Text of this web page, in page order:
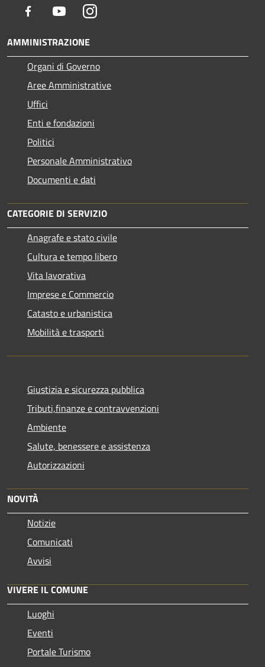
Facebook YoutubeInstagram
AMMINISTRAZIONE
Organi di Governo
Aree Amministrative
Uffici
Enti e fondazioni
Politici
Personale Amministrativo
Documenti e dati
CATEGORIE DI SERVIZIO
Anagrafe e stato civile
Cultura e tempo libero
Vita lavorativa
Imprese e Commercio
Catasto e urbanistica
Mobilità e trasporti
Giustizia e sicurezza pubblica
Tributi,finanze e contravvenzioni
Ambiente
Salute, benessere e assistenza
Autorizzazioni
NOVITÀ
Notizie
Comunicati
Avvisi
VIVERE IL COMUNE
Luoghi
Eventi
Portale Turismo